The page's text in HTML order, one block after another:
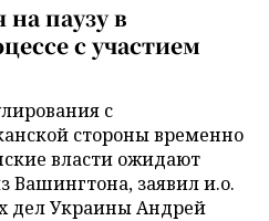
паузу в
с участием
с
стороны временно
власти ожидают
Вашингтона, заявил и.о.
дел Украины Андрей